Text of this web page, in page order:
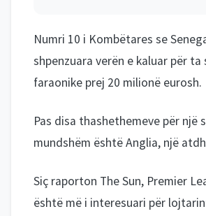
Numri 10 i Kombëtares se
shpenzuara verën e kaluar për
faraonike prej 20 milionë eurosh.
Pas disa thashethemeve për një
mundshëm është Anglia, një
Siç raporton The Sun, Premier
është më i interesuari për